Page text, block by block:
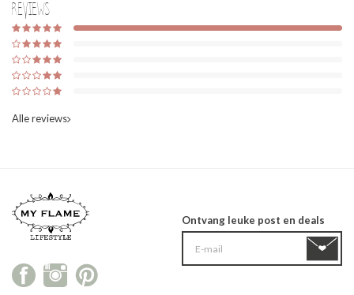
Reviews
Alle reviews
Ontvang leuke post en deals